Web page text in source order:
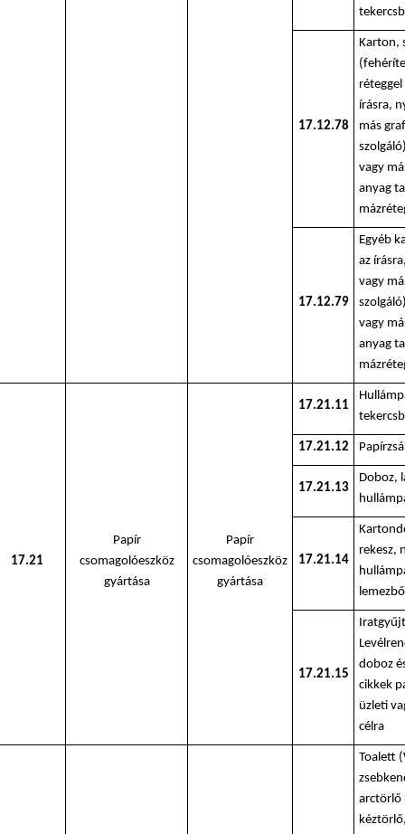
17.12.78
Karton,
írásra,
más
vagy
anyag
17.12.79
Egyéb
az
vagy
vagy
anyag
17.21
Papír
csomagolóeszköz
gyártása
Papír
csomagolóeszköz
gyártása
17.21.11
17.21.12
17.21.13
Doboz,
17.21.14
rekesz,
17.21.15
doboz
cikkek
üzleti
célra
Toalett
arctörlő